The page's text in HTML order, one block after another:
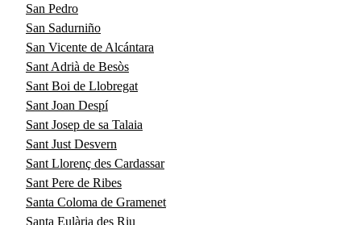
San Pedro
San Sadurniño
San Vicente de Alcántara
Sant Adrià de Besòs
Sant Boi de Llobregat
Sant Joan Despí
Sant Josep de sa Talaia
Sant Just Desvern
Sant Llorenç des Cardassar
Sant Pere de Ribes
Santa Coloma de Gramenet
Santa Eulària des Riu